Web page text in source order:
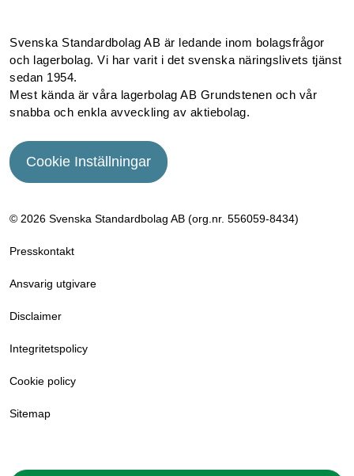
Svenska Standardbolag AB är ledande inom bolagsfrågor
och lagerbolag. Vi har varit i det svenska näringslivets tjänst
sedan 1954.
Mest kända är våra lagerbolag AB Grundstenen och vår
snabba och enkla avveckling av aktiebolag.
Cookie Inställningar
© 2026 Svenska Standardbolag AB (org.nr. 556059­-8434)
Presskontakt
Ansvarig utgivare
Disclaimer
Integritetspolicy
Cookie policy
Sitemap